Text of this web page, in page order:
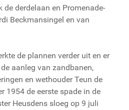
de derdelaan en Promenade-
Beckmansingel en van
de plannen verder uit en er
aanleg van zandbanen,
en wethouder Teun de
1954 de eerste spade in de
Heusdens sloeg op 9 juli